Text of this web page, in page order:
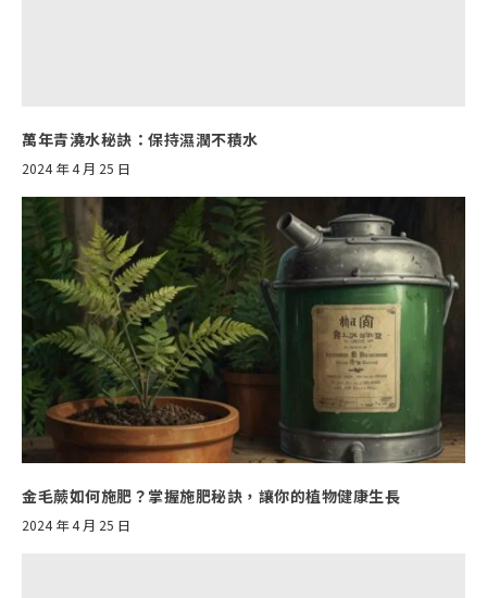
萬年青澆水秘訣：保持濕潤不積水
2024 年 4 月 25 日
金毛蕨如何施肥？掌握施肥秘訣，讓你的植物健康生長
2024 年 4 月 25 日